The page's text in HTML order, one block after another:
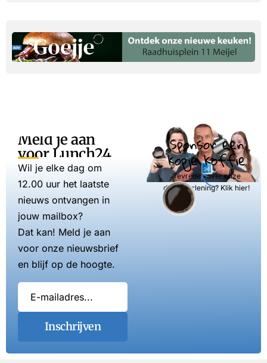
Meld je aan
voor Lunch24
Wil je elke dag om
12.00 uur het laatste
nieuws ontvangen in
jouw mailbox?
Dat kan! Meld je aan
voor onze nieuwsbrief
en blijf op de hoogte.
Inschrijven
Sponsor een
kopje koffie
Tevreden over onze
dienstverlening? Klik hier!